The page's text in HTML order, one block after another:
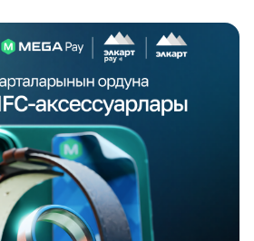
M2M
Көңүл ачуучу Соц. тармактар